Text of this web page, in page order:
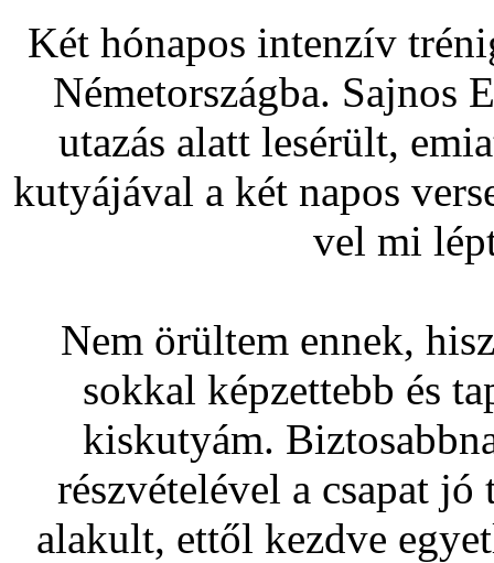
Két hónapos intenzív
Németországba. Sajnos
utazás alatt lesérült,
kutyájával a két napos
vel mi
Nem örültem ennek,
sokkal képzettebb és
kiskutyám.
részvételével a csapat
alakult, ettől kezdve